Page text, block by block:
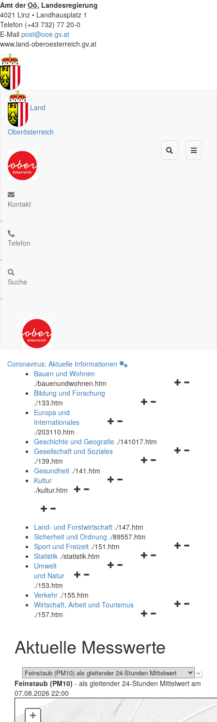
Amt derOö. Landesregierung
4021 Linz • Landhausplatz 1
Telefon (+43 732) 77 20-0
E-Mail post@ooe.gv.at
www.land-oberoesterreich.gv.at
Land
Oberösterreich
Kontakt
.
Telefon
.
Suche
.
Coronavirus: Aktuelle Informationen
Bauen und Wohnen
./bauenundwohnen.htm
Navigationsmenü
Bildung und Forschung
./133.htm
Navigationsmenü
und
schließen
Europa und
Internationales
./203110.htm
Geschichte und Geografie ./141017.htm
Navigationsmenü
Gesellschaft und Soziales
./139.htm
Navigationsmenü
Gesundheit ./141.htm
Navigationsmenü
Kultur
./kultur.htm
Navigationsmenü
und
schließen
Land- und Forstwirtschaft ./147.htm
Sicherheit und Ordnung ./89557.htm
Navigationsmenü
Sport und Freizeit ./151.htm
Navigationsmenü
Statistik ./statistik.htm
Navigationsmenü
und
schließen
Umwelt
und Natur
./153.htm
Verkehr ./155.htm
Navigationsmenü
schließen
Wirtschaft, Arbeit und Tourismus
./157.htm
Aktuelle Messwerte
Feinstaub (PM10) - als gleitender 24-Stunden Mittelwert am
07.08.2026 22:00
+